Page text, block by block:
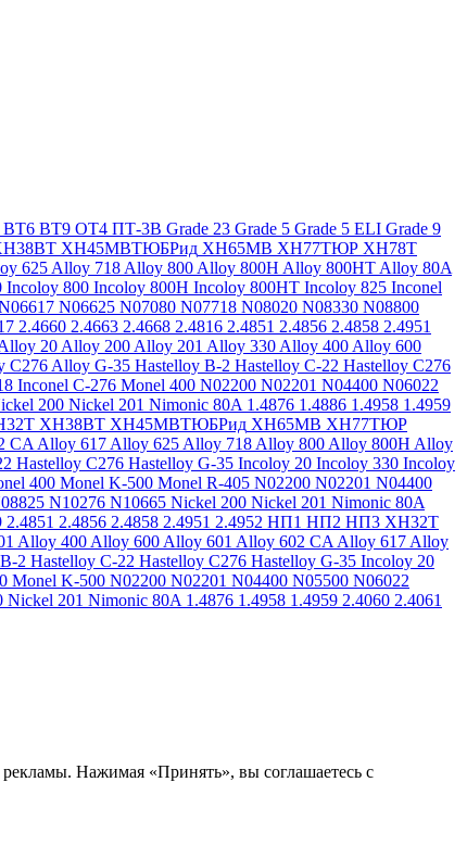
ВТ6 ВТ9 ОТ4 ПТ-3В Grade 23 Grade 5 Grade 5 ELI Grade 9
ХН45МВТЮБРид ХН65МВ ХН77ТЮР ХН78Т
625 Alloy 718 Alloy 800 Alloy 800H Alloy 800HT Alloy 80A
Incoloy 800 Incoloy 800H Incoloy 800HT Incoloy 825 Inconel
N06625 N07080 N07718 N08020 N08330 N08800
2.4660 2.4663 2.4668 2.4816 2.4851 2.4856 2.4858 2.4951
20 Alloy 200 Alloy 201 Alloy 330 Alloy 400 Alloy 600
C276 Alloy G-35 Hastelloy B-2 Hastelloy C-22 Hastelloy C276
Inconel C-276 Monel 400 N02200 N02201 N04400 N06022
200 Nickel 201 Nimonic 80A 1.4876 1.4886 1.4958 1.4959
ХН38ВТ ХН45МВТЮБРид ХН65МВ ХН77ТЮР
CA Alloy 617 Alloy 625 Alloy 718 Alloy 800 Alloy 800H Alloy
Hastelloy C276 Hastelloy G-35 Incoloy 20 Incoloy 330 Incoloy
400 Monel K-500 Monel R-405 N02200 N02201 N04400
N10276 N10665 Nickel 200 Nickel 201 Nimonic 80A
2.4851 2.4856 2.4858 2.4951 2.4952 НП1 НП2 НП3 ХН32Т
Alloy 400 Alloy 600 Alloy 601 Alloy 602 CA Alloy 617 Alloy
2 Hastelloy C-22 Hastelloy C276 Hastelloy G-35 Incoloy 20
Monel K-500 N02200 N02201 N04400 N05500 N06022
Nickel 201 Nimonic 80A 1.4876 1.4958 1.4959 2.4060 2.4061
Нажимая «Принять», вы соглашаетесь с